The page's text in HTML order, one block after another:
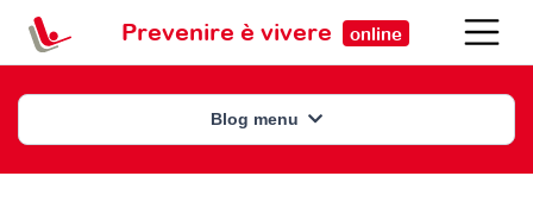
Prevenire è vivere online
Blog menu